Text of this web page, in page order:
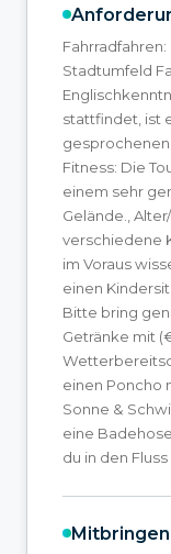
Stadtumfeld
stattfindet, ist
Fitness: Die
einem sehr
Gelände.,
verschiedene
im Voraus
einen
Bitte bring
Getränke mit
einen Poncho
Sonne &
eine
du in den
Mitbringen